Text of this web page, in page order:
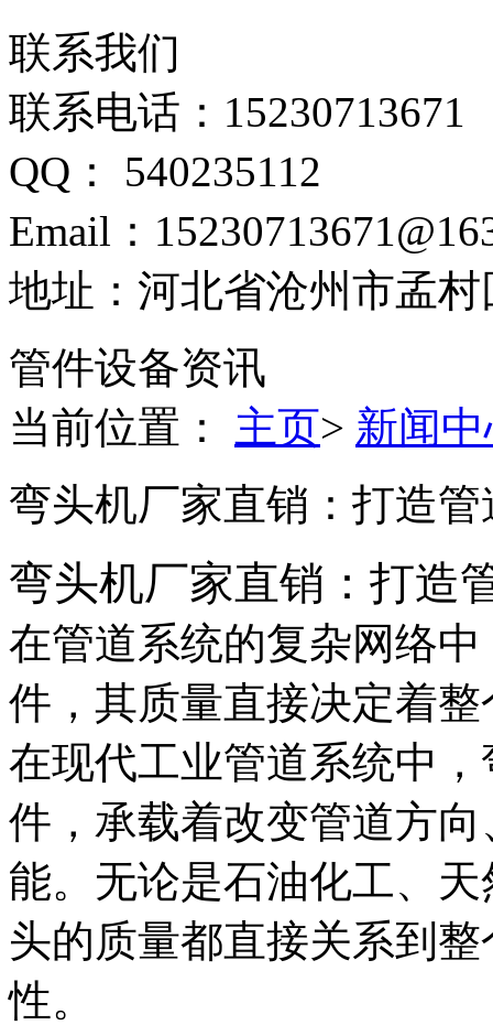
联系我们
联系电话：15230713671
QQ： 540235112
Email：
地址：河北省沧州市孟
管件设备资讯
当前位置： 主页> 新闻
弯头机厂家直销：打造
弯头机厂家直销：打造
在管道系统的复杂网络
件，其质量直接决定着
在现代工业管道系统中
件，承载着改变管道方
能。无论是石油化工、
头的质量都直接关系到
性。